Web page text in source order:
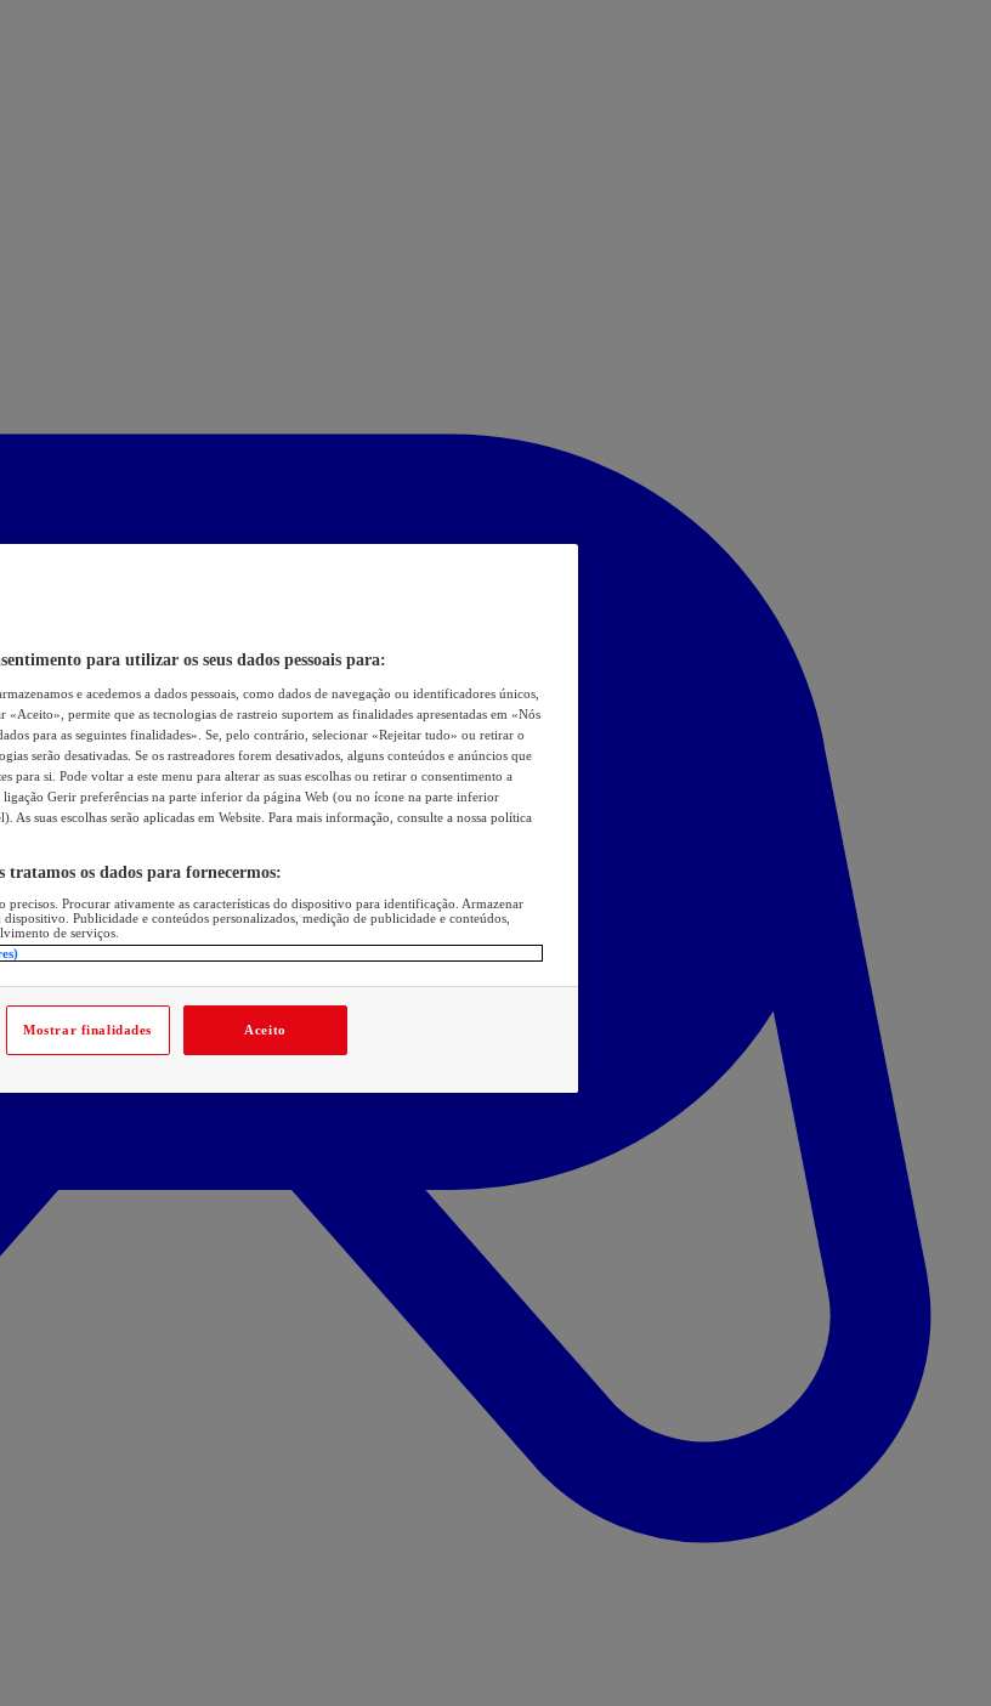
para utilizar os seus dados pessoais para:
e acedemos a dados pessoais, como dados de navegação ou identificadores únicos,
«Aceito», permite que as tecnologias de rastreio suportem as finalidades apresentadas em «Nós
para as seguintes finalidades». Se, pelo contrário, selecionar «Rejeitar tudo» ou retirar o
serão desativadas. Se os rastreadores forem desativados, alguns conteúdos e anúncios que
para si. Pode voltar a este menu para alterar as suas escolhas ou retirar o consentimento a
Gerir preferências na parte inferior da página Web (ou no ícone na parte inferior
As suas escolhas serão aplicadas em Website. Para mais informação, consulte a nossa política
tratamos os dados para fornecermos:
precisos. Procurar ativamente as características do dispositivo para identificação. Armazenar
Publicidade e conteúdos personalizados, medição de publicidade e conteúdos,
de serviços.
Mostrar finalidades Aceito